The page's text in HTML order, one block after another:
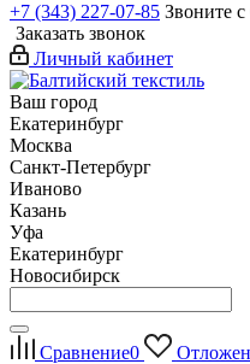
+7 (343) 227-07-85 Звоните
Заказать звонок
Личный кабинет
Ваш город
Екатеринбург
Москва
Санкт-Петербург
Иваново
Казань
Уфа
Екатеринбург
Новосибирск
Сравнение0